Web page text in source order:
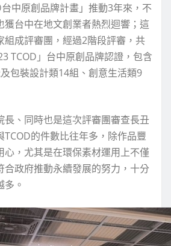
中原創品牌計畫」推動3年來，不
獲台中在地文創業者熱烈迴響；這
組成評審團，經過2階段評審，共
TCOD」台中原創品牌認證，包含
包裝設計類14組、創意生活類9
長、同時也是這次評審團審查長丑
的件數比往年多，除作品豐
心，尤其是在環保素材運用上不僅
合政府推動永續發展的努力，十分
。